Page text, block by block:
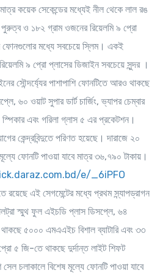
কয়েক সেকেন্ডের মধ্যেই নীল থেকে লাল রঙ
পুরুত্ব ও ১৮২ গ্রাম ওজনের রিয়েলমি ৯ প্রো
ফোনগুলোর মধ্যে সবচেয়ে স্লিম। একই
৯ প্রো প্লাসের ডিজাইন সবচেয়ে সুন্দর ।
সৌন্দর্য্যের পাশাপাশি ফোনটিতে আরও থাকছে
৬০ ওয়াট সুপার ডার্ট চার্জিং, ভ্যাপর চেম্বার
এবং গরিলা গ্লাস ৫ এর প্রকেটশন।
কেন্দ্রবিন্দুতে পরিণত হয়েছে। দারাজে ২০
ফোনটি পাওয়া যাবে মাত্র ৩৬,৭৯০ টাকায়।
e/_6iPFO
এই সেগমেন্টের মধ্যে প্রথম স্ন্যাপড্রাগন
স্মুথ ফুল এইচডি প্লাস ডিসপ্লে, ৬৪
থাকছে ৫০০০ এমএএইচ বিশাল ব্যাটারি এবং ৩৩
৫ জি-তে থাকছে দুর্দান্ত লাইট শিফট
চলাকালে বিশেষ মূল্যে ফোনটি পাওয়া যাবে